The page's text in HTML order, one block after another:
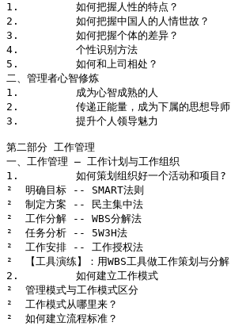
1.         如何把握人性的特点？
2.         如何把握中国人的人情世故？
3.         如何把握个体的差异？
4.         个性识别方法
5.         如何和上司相处？
二、管理者心智修炼
1.         成为心智成熟的人
2.         传递正能量，成为下属的思想导师
3.         提升个人领导魅力
第二部分 工作管理
一、工作管理 – 工作计划与工作组织
1.         如何策划组织好一个活动和项目?
²  明确目标 -- SMART法则
²  制定方案 -- 民主集中法
²  工作分解 -- WBS分解法
²  任务分析 -- 5W3H法
²  工作安排 -- 工作授权法
²  【工具演练】：用WBS工具做工作策划与分解
2.         如何建立工作模式
²  管理模式与工作模式区分
²  工作模式从哪里来？
²  如何建立流程标准？